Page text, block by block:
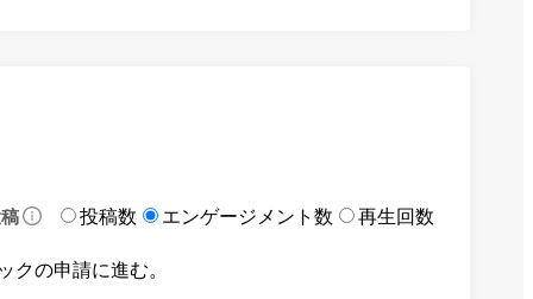
投稿数 エンゲージメント数 再生回数
の申請に進む。